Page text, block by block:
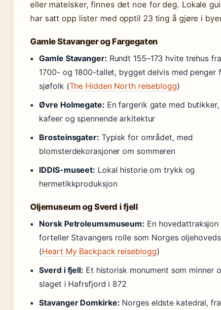
eller matelsker, finnes det noe for deg. Lokale
har satt opp lister med opptil 23 ting å gjøre i
Gamle Stavanger og Fargegaten
Gamle Stavanger: Rundt 155–173 hvite trehus fra
1700- og 1800-tallet, bygget delvis med penger
sjøfolk (The Hidden North reiseblogg)
Øvre Holmegate: En fargerik gate med butikker,
kafeer og spennende arkitektur
Brosteinsgater: Typisk for området, med
blomsterdekorasjoner om sommeren
IDDIS-museet: Lokal historie om trykk og
hermetikkproduksjon
Oljemuseum og Sverd i fjell
Norsk Petroleumsmuseum: En hovedattraksjon
forteller Stavangers rolle som Norges
(Heart My Backpack reiseblogg)
Sverd i fjell: Et historisk monument som minner
slaget i Hafrsfjord i 872
Stavanger Domkirke: Norges eldste katedral, fra